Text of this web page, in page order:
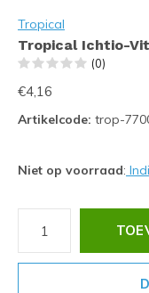
Tropical
Tropical Ichtio-
(0)
€4,16
Artikelcode: trop-
Niet op voorraad: